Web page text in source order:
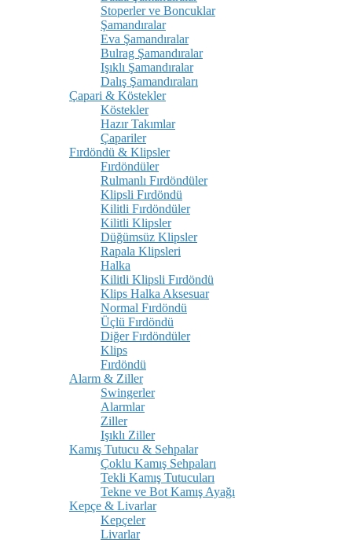
Stoperler ve Boncuklar
Şamandıralar
Eva Şamandıralar
Bulrag Şamandıralar
Işıklı Şamandıralar
Dalış Şamandıraları
Çapari & Köstekler
Köstekler
Hazır Takımlar
Çapariler
Fırdöndü & Klipsler
Fırdöndüler
Rulmanlı Fırdöndüler
Klipsli Fırdöndü
Kilitli Fırdöndüler
Kilitli Klipsler
Düğümsüz Klipsler
Rapala Klipsleri
Halka
Kilitli Klipsli Fırdöndü
Klips Halka Aksesuar
Normal Fırdöndü
Üçlü Fırdöndü
Diğer Fırdöndüler
Klips
Fırdöndü
Alarm & Ziller
Swingerler
Alarmlar
Ziller
Işıklı Ziller
Kamış Tutucu & Sehpalar
Çoklu Kamış Sehpaları
Tekli Kamış Tutucuları
Tekne ve Bot Kamış Ayağı
Kepçe & Livarlar
Kepçeler
Livarlar